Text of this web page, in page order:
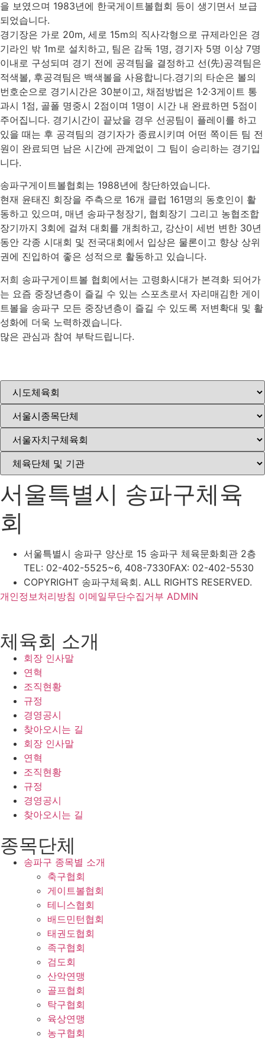
을 보였으며 1983년에 한국게이트볼협회 등이 생기면서 보급
되었습니다.
경기장은 가로 20m, 세로 15m의 직사각형으로 규제라인은 경
기라인 밖 1m로 설치하고, 팀은 감독 1명, 경기자 5명 이상 7명
이내로 구성되며 경기 전에 공격팀을 결정하고 선(先)공격팀은
적색볼, 후공격팀은 백색볼을 사용합니다.경기의 타순은 볼의
번호순으로 경기시간은 30분이고, 채점방법은 1·2·3게이트 통
과시 1점, 골폴 명중시 2점이며 1명이 시간 내 완료하면 5점이
주어집니다. 경기시간이 끝났을 경우 선공팀이 플레이를 하고
있을 때는 후 공격팀의 경기자가 종료시키며 어떤 쪽이든 팀 전
원이 완료되면 남은 시간에 관계없이 그 팀이 승리하는 경기입
니다.
송파구게이트볼협회는 1988년에 창단하였습니다.
현재 윤태진 회장을 주측으로 16개 클럽 161명의 동호인이 활
동하고 있으며, 매년 송파구청장기, 협회장기 그리고 농협조합
장기까지 3회에 걸쳐 대회를 개최하고, 강산이 세번 변한 30년
동안 각종 시대회 및 전국대회에서 입상은 물론이고 향상 상위
권에 진입하여 좋은 성적으로 활동하고 있습니다.
저희 송파구게이트볼 협회에서는 고령화시대가 본격화 되어가
는 요즘 중장년층이 즐길 수 있는 스포츠로서 자리매김한 게이
트볼을 송파구 모든 중장년층이 즐길 수 있도록 저변확대 및 활
성화에 더욱 노력하겠습니다.
많은 관심과 참여 부탁드립니다.
서울특별시 송파구체육
회
서울특별시 송파구 양산로 15 송파구 체육문화회관 2층
TEL: 02-402-5525~6, 408-7330FAX: 02-402-5530
COPYRIGHT 송파구체육회. ALL RIGHTS RESERVED.
개인정보처리방침 이메일무단수집거부 ADMIN
체육회 소개
회장 인사말
연혁
조직현황
규정
경영공시
찾아오시는 길
회장 인사말
연혁
조직현황
규정
경영공시
찾아오시는 길
종목단체
송파구 종목별 소개
축구협회
게이트볼협회
테니스협회
배드민턴협회
태권도협회
족구협회
검도회
산악연맹
골프협회
탁구협회
육상연맹
농구협회